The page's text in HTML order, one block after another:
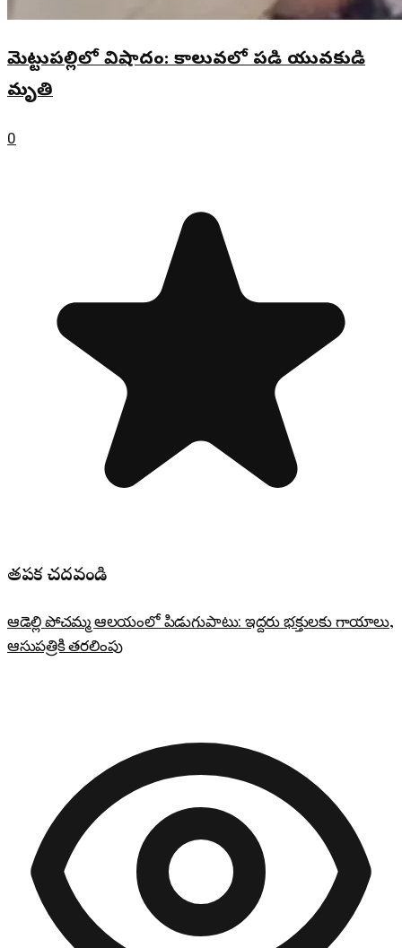
మెట్టుపల్లిలో విషాదం: కాలువలో పడి యువకుడి
మృతి
0
తప్పక చదవండి
ఆడెల్లి పోచమ్మ ఆలయంలో పిడుగుపాటు: ఇద్దరు భక్తులకు గాయాలు,
ఆసుపత్రికి తరలింపు